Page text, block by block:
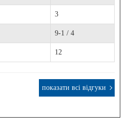
3
9-1 / 4
12
показати всі відгуки